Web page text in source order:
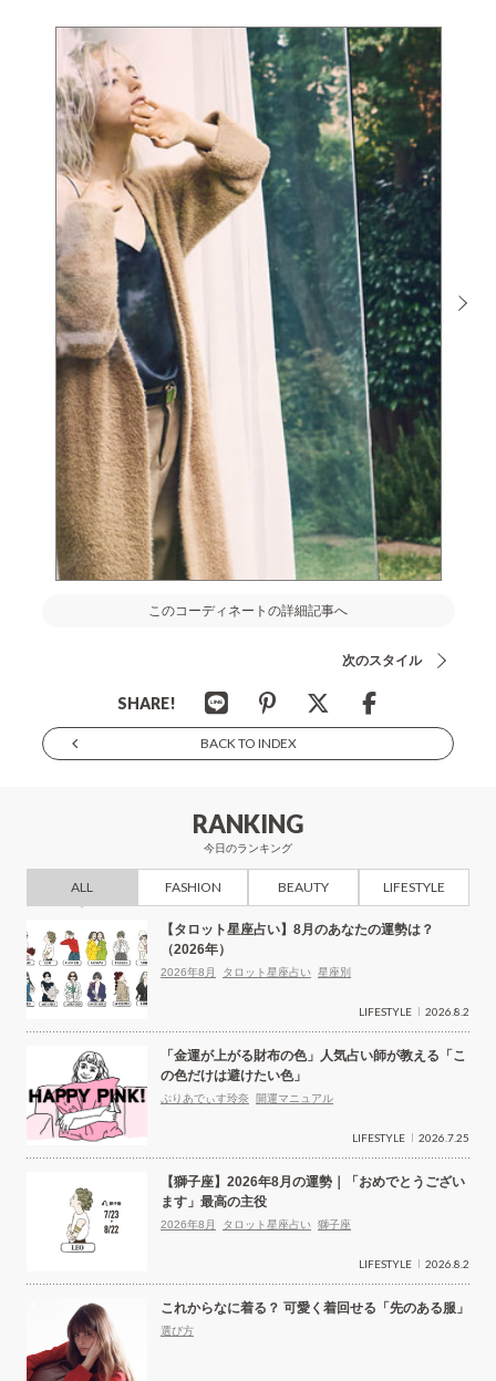
このコーディネートの詳細記事へ
次のスタイル
SHARE!
BACK TO INDEX
RANKING
今日のランキング
ALL FASHION BEAUTY LIFESTYLE
【タロット星座占い】8月のあなたの運勢は？
（2026年）
2026年8月 タロット星座占い 星座別
LIFESTYLE 2026.8.2
「金運が上がる財布の色」人気占い師が教える「こ
の色だけは避けたい色」
ぷりあでぃす玲奈 開運マニュアル
LIFESTYLE 2026.7.25
【獅子座】2026年8月の運勢｜「おめでとうござい
ます」最高の主役
2026年8月 タロット星座占い 獅子座
LIFESTYLE 2026.8.2
これからなに着る？ 可愛く着回せる「先のある服」
選び方